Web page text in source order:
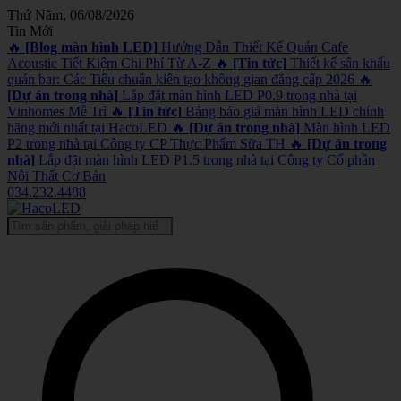
Thứ Năm, 06/08/2026
Tin Mới
🔥 [Blog màn hình LED] Hướng Dẫn Thiết Kế Quán Cafe
Acoustic Tiết Kiệm Chi Phí Từ A-Z 🔥 [Tin tức] Thiết kế sân khấu
quán bar: Các Tiêu chuẩn kiến tạo không gian đẳng cấp 2026 🔥
[Dự án trong nhà] Lắp đặt màn hình LED P0.9 trong nhà tại
Vinhomes Mễ Trì 🔥 [Tin tức] Bảng báo giá màn hình LED chính
hãng mới nhất tại HacoLED 🔥 [Dự án trong nhà] Màn hình LED
P2 trong nhà tại Công ty CP Thực Phẩm Sữa TH 🔥 [Dự án trong
nhà] Lắp đặt màn hình LED P1.5 trong nhà tại Công ty Cổ phần
Nội Thất Cơ Bản
034.232.4488